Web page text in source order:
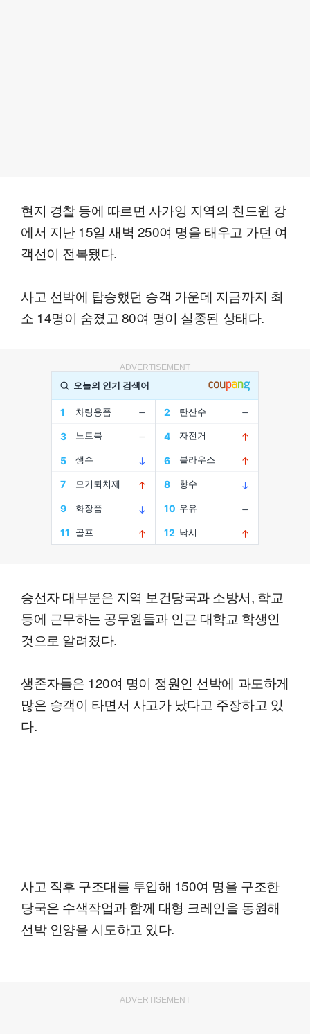
현지 경찰 등에 따르면 사가잉 지역의 친드윈 강
에서 지난 15일 새벽 250여 명을 태우고 가던 여
객선이 전복됐다.
사고 선박에 탑승했던 승객 가운데 지금까지 최
소 14명이 숨졌고 80여 명이 실종된 상태다.
ADVERTISEMENT
승선자 대부분은 지역 보건당국과 소방서, 학교
등에 근무하는 공무원들과 인근 대학교 학생인
것으로 알려졌다.
생존자들은 120여 명이 정원인 선박에 과도하게
많은 승객이 타면서 사고가 났다고 주장하고 있
다.
사고 직후 구조대를 투입해 150여 명을 구조한
당국은 수색작업과 함께 대형 크레인을 동원해
선박 인양을 시도하고 있다.
ADVERTISEMENT